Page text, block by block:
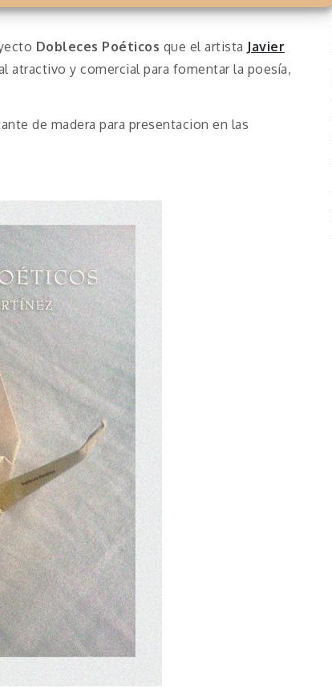
Dobleces Poéticos que el artista Javier
atractivo y comercial para fomentar la poesía,
de madera para presentacion en las